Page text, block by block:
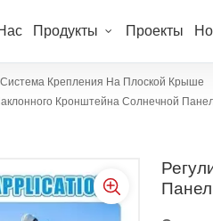
Продукты Проекты
Система Крепления На Плоской Крыше
Кронштейна Солнечной